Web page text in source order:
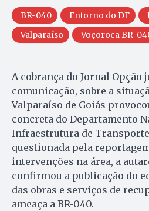
BR-040 Entorno do DF
Valparaíso
Voçoroca BR-
A cobrança do Jornal Opção
comunicação, sobre a
Valparaíso de Goiás
concreta do Departamento
Infraestrutura de
questionada pela
intervenções na área, a
confirmou a publicação do
das obras e serviços de
ameaça a BR-040.